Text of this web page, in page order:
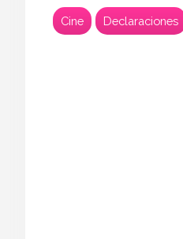
Cine Declaraciones